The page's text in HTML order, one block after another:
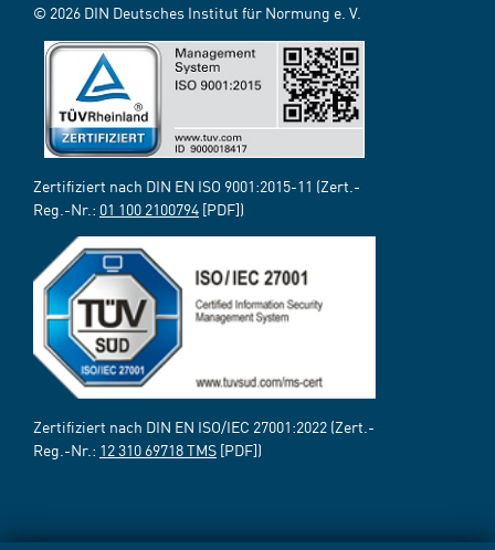
© 2026 DIN Deutsches Institut für Normung e. V.
Zertifiziert nach DIN EN ISO 9001:2015-11 (Zert.-
Reg.-Nr.: 01 100 2100794 [PDF])
Zertifiziert nach DIN EN ISO/IEC 27001:2022 (Zert.-
Reg.-Nr.: 12 310 69718 TMS [PDF])